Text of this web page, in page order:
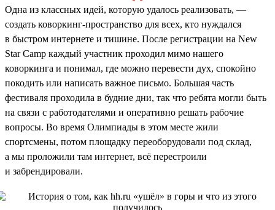
Одна из классных идей, которую удалось реализовать, —
создать коворкинг-пространство для всех, кто нуждался
в быстром интернете и тишине. После регистрации на New
Star Camp каждый участник проходил мимо нашего
коворкинга и понимал, где можно перевести дух, спокойно
покодить или написать важное письмо. Большая часть
фестиваля проходила в будние дни, так что ребята могли быть
на связи с работодателями и оперативно решать рабочие
вопросы. Во время Олимпиады в этом месте жили
спортсмены, потом площадку переоборудовали под склад,
а мы проложили там интернет, всё перестроили
и забрендировали.